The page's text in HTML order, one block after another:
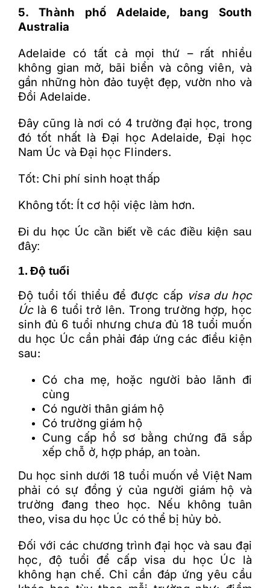
5. Thành phố Adelaide, bang South
Australia
Adelaide có tất cả mọi thứ – rất nhiều
không gian mở, bãi biển và công viên, và
gần những hòn đảo tuyệt đẹp, vườn nho và
Đồi Adelaide.
Đây cũng là nơi có 4 trường đại học, trong
đó tốt nhất là Đại học Adelaide, Đại học
Nam Úc và Đại học Flinders.
Tốt: Chi phí sinh hoạt thấp
Không tốt: Ít cơ hội việc làm hơn.
Đi du học Úc cần biết về các điều kiện sau
đây:
1. Độ tuổi
Độ tuổi tối thiểu để được cấp visa du học
Úclà 6 tuổi trở lên. Trong trường hợp, học
sinh đủ 6 tuổi nhưng chưa đủ 18 tuổi muốn
du học Úc cần phải đáp ứng các điều kiện
sau:
Có cha mẹ, hoặc người bảo lãnh đi
cùng
Có người thân giám hộ
Có trường giám hộ
Cung cấp hồ sơ bằng chứng đã sắp
xếp chỗ ở, hợp pháp, an toàn.
Du học sinh dưới 18 tuổi muốn về Việt Nam
phải có sự đồng ý của người giám hộ và
trường đang theo học. Nếu không tuân
theo, visa du học Úc có thể bị hủy bỏ.
Đối với các chương trình đại học và sau đại
học, độ tuổi để cấp visa du học Úc là
không hạn chế. Chỉ cần đáp ứng yêu cầu